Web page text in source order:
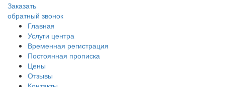
Заказать
обратный звонок
Главная
Услуги центра
Временная регистрация
Постоянная прописка
Цены
Отзывы